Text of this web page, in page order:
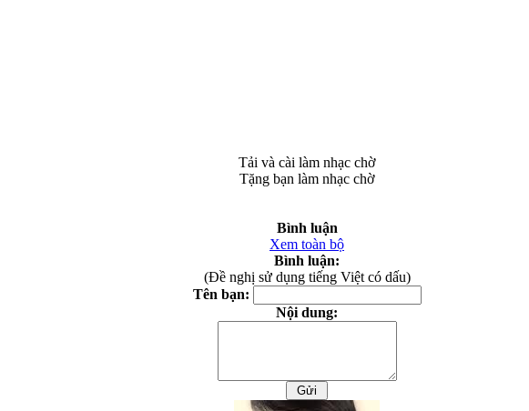
Tải và cài làm nhạc chờ
Tặng bạn làm nhạc chờ
Bình luận
Xem toàn bộ
Bình luận:
(Đề nghị sử dụng tiếng Việt có dấu)
Tên bạn:
Nội dung: